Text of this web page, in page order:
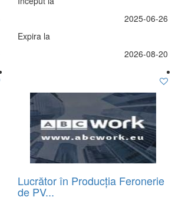
2025-06-26
Expira la
2026-08-20
Lucrător în Producția Feronerie
de PV...